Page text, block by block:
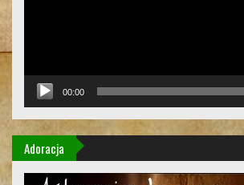
00:00
Adoracja